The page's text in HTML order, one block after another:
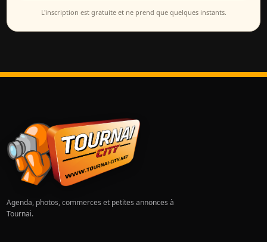
L'inscription est gratuite et ne prend que quelques instants.
Agenda, photos, commerces et petites annonces à
Tournai.